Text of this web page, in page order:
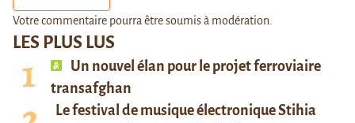
LES PLUS LUS
Un nouvel élan pour le projet ferroviaire
transafghan
Le festival de musique électronique Stihia
Votre commentaire pourra être soumis à modération.